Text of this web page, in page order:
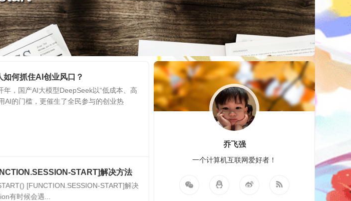
何抓住AI创业风口？
，国产AI大模型DeepSeek以“低成本、高
AI的门槛，更催生了全民参与的创业热
START]解决方法
[FUNCTION.SESSION-START]解决
有时候会遇...
乔飞强
一个计算机互联网爱好者！